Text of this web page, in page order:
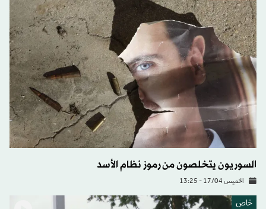
السوريون يتخلصون من رموز نظام الأسد
الخميس 17/04 - 13:25
خاص